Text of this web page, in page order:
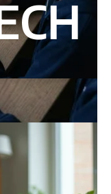
confort de